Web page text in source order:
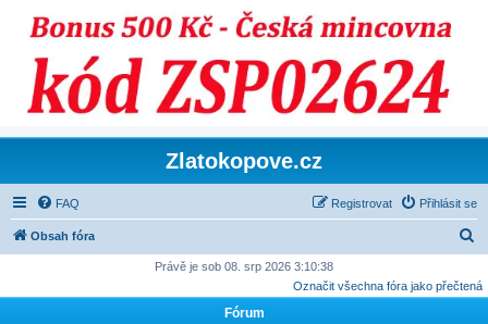
Zlatokopove.cz
FAQ Přihlásit se
Registrovat
Obsah fóra
e
Právě je sob 08. srp 2026 3:10:38
Označit všechna fóra jako přečtená
Fórum